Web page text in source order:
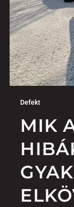
Defekt
MIK